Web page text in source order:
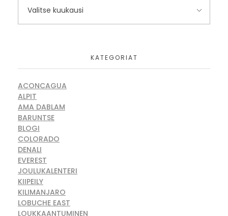
KATEGORIAT
ACONCAGUA
ALPIT
AMA DABLAM
BARUNTSE
BLOGI
COLORADO
DENALI
EVEREST
JOULUKALENTERI
KIIPEILY
KILIMANJARO
LOBUCHE EAST
LOUKKAANTUMINEN